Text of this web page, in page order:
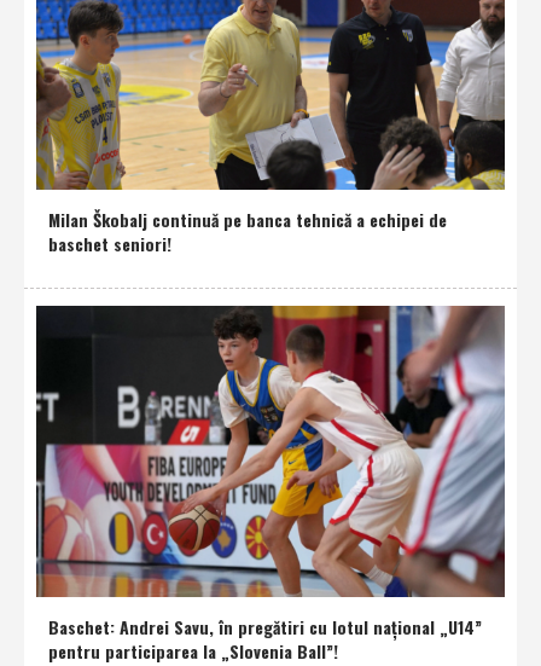
Milan Škobalj continuă pe banca tehnică a echipei de
baschet seniori!
Baschet: Andrei Savu, în pregătiri cu lotul naţional „U14”
pentru participarea la „Slovenia Ball”!